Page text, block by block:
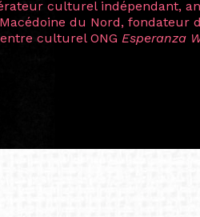
Zuntz — une amitié dont la
trajectoire et m’ont conduite
d’une décennie.
année intense et inspirante
continuer de rêver, de créer et
/Germany)